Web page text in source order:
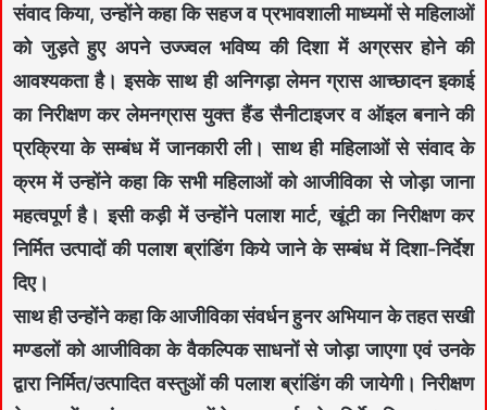
संवाद किया, उन्होंने कहा कि सहज व प्रभावशाली माध्यमों से महिलाओं
को जुड़ते हुए अपने उज्ज्वल भविष्य की दिशा में अग्रसर होने की
आवश्यकता है। इसके साथ ही अनिगड़ा लेमन ग्रास आच्छादन इकाई
का निरीक्षण कर लेमनग्रास युक्त हैंड सैनीटाइजर व ऑइल बनाने की
प्रक्रिया के सम्बंध में जानकारी ली। साथ ही महिलाओं से संवाद के
क्रम में उन्होंने कहा कि सभी महिलाओं को आजीविका से जोड़ा जाना
महत्वपूर्ण है। इसी कड़ी में उन्होंने पलाश मार्ट, खूंटी का निरीक्षण कर
निर्मित उत्पादों की पलाश ब्रांडिंग किये जाने के सम्बंध में दिशा-निर्देश
दिए।
साथ ही उन्होंने कहा कि आजीविका संवर्धन हुनर अभियान के तहत सखी
मण्डलों को आजीविका के वैकल्पिक साधनों से जोड़ा जाएगा एवं उनके
द्वारा निर्मित/उत्पादित वस्तुओं की पलाश ब्रांडिंग की जायेगी। निरीक्षण